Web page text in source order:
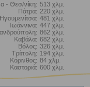
- Θεσ/νίκη:
Πάτρα:
Ηγουμενίτσα:
Ιωάννινα:
Καβάλα:
Βόλος:
Τρίπολη:
Κόρινθος:
Καστοριά:
513 χλμ.
220 χλμ.
481 χλμ.
447 χλμ.
862 χλμ.
682 χλμ.
326 χλμ.
194 χλμ.
84 χλμ.
600 χλμ.